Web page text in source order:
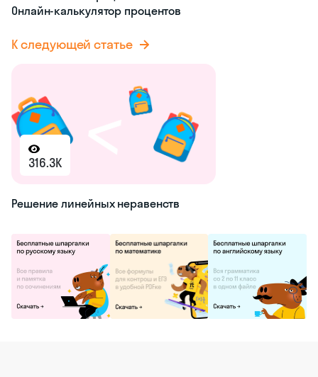
Онлайн-калькулятор процентов
К следующей статье
316.3K
Решение линейных неравенств